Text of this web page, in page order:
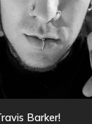
Barker!